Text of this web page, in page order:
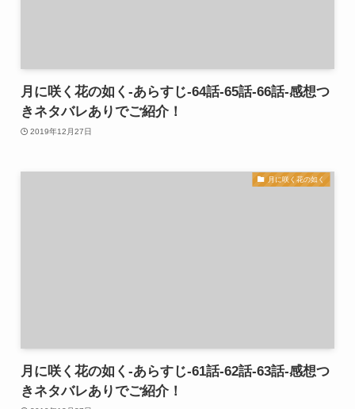
月に咲く花の如く-あらすじ-64話-65話-66話-感想つ
きネタバレありでご紹介！
2019年12月27日
月に咲く花の如く
月に咲く花の如く-あらすじ-61話-62話-63話-感想つ
きネタバレありでご紹介！